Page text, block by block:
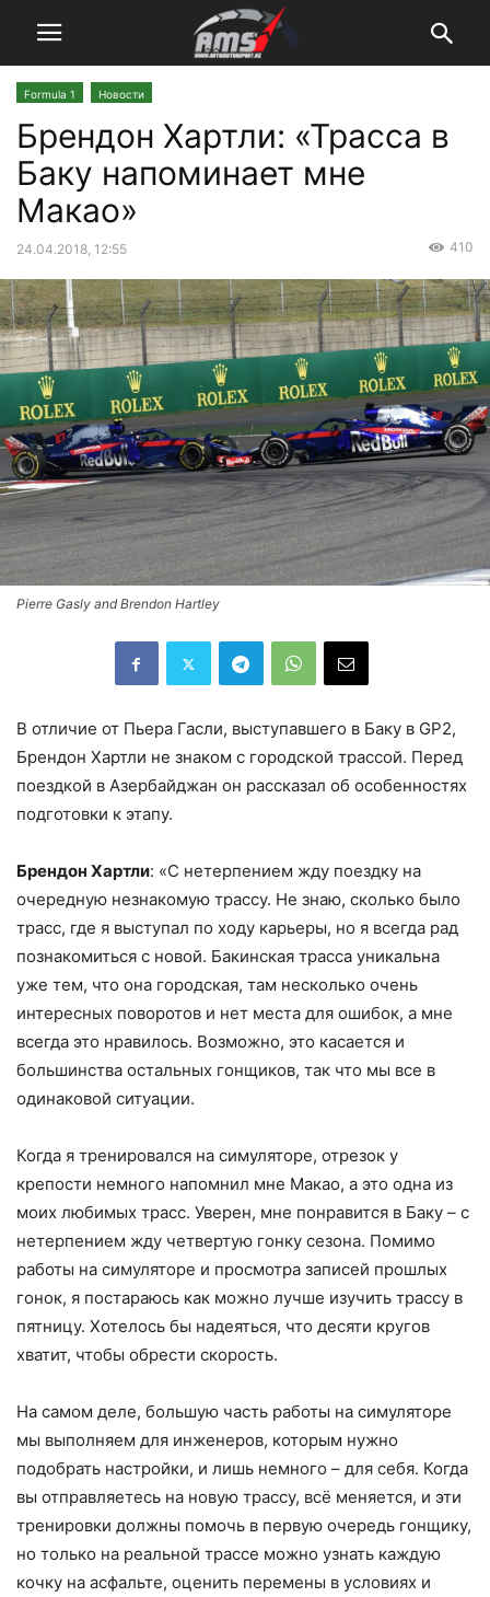
Formula 1 Новости
Брендон Хартли: «Трасса в
Баку напоминает мне
Макао»
24.04.2018, 12:55 410
Pierre Gasly and Brendon Hartley
В отличие от Пьера Гасли, выступавшего в Баку в GP2,
Брендон Хартли не знаком с городской трассой. Перед
поездкой в Азербайджан он рассказал об особенностях
подготовки к этапу.
Брендон Хартли: «С нетерпением жду поездку на
очередную незнакомую трассу. Не знаю, сколько было
трасс, где я выступал по ходу карьеры, но я всегда рад
познакомиться с новой. Бакинская трасса уникальна
уже тем, что она городская, там несколько очень
интересных поворотов и нет места для ошибок, а мне
всегда это нравилось. Возможно, это касается и
большинства остальных гонщиков, так что мы все в
одинаковой ситуации.
Когда я тренировался на симуляторе, отрезок у
крепости немного напомнил мне Макао, а это одна из
моих любимых трасс. Уверен, мне понравится в Баку – с
нетерпением жду четвертую гонку сезона. Помимо
работы на симуляторе и просмотра записей прошлых
гонок, я постараюсь как можно лучше изучить трассу в
пятницу. Хотелось бы надеяться, что десяти кругов
хватит, чтобы обрести скорость.
На самом деле, большую часть работы на симуляторе
мы выполняем для инженеров, которым нужно
подобрать настройки, и лишь немного – для себя. Когда
вы отправляетесь на новую трассу, всё меняется, и эти
тренировки должны помочь в первую очередь гонщику,
но только на реальной трассе можно узнать каждую
кочку на асфальте, оценить перемены в условиях и